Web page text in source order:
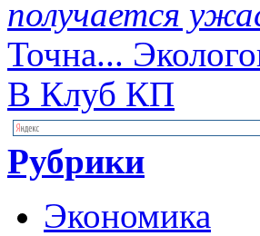
получается
Точна...
В Клуб КП
Рубрики
Экономика